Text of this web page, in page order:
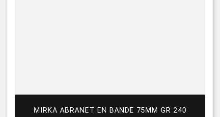
MIRKA ABRANET EN BANDE 75MM GR 240